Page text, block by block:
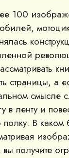
100
страницы, а
смысле
ленту и
полку. В
получите